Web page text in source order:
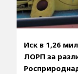
Иск в 1,26
ЛОРП за